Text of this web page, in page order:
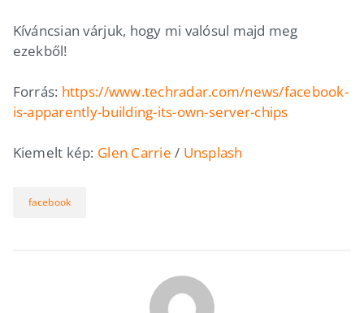
Kíváncsian várjuk, hogy mi valósul majd meg
ezekből!
Forrás: https://www.techradar.com/news/facebook-
is-apparently-building-its-own-server-chips
Kiemelt kép: Glen Carrie / Unsplash
facebook